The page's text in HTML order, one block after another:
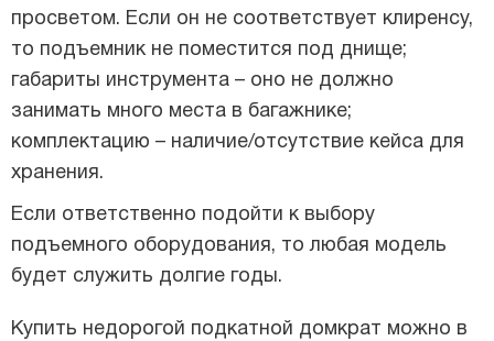
просветом. Если он не соответствует клиренсу,
то подъемник не поместится под днище;
габариты инструмента – оно не должно
занимать много места в багажнике;
комплектацию – наличие/отсутствие кейса для
хранения.
Если ответственно подойти к выбору
подъемного оборудования, то любая модель
будет служить долгие годы.
Купить недорогой подкатной домкрат можно в